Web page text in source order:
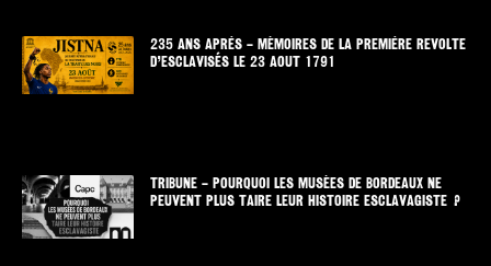
235 ANS APRÈS – MÉMOIRES DE LA PREMIÈRE REVOLTE
D’ESCLAVISÉS LE 23 AOUT 1791
TRIBUNE – POURQUOI LES MUSÉES DE BORDEAUX NE
PEUVENT PLUS TAIRE LEUR HISTOIRE ESCLAVAGISTE ?